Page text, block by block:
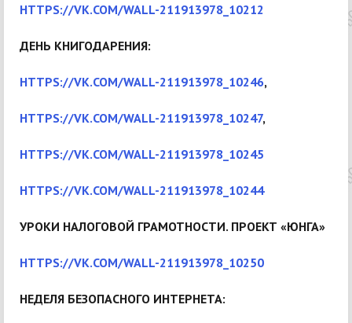
HTTPS://VK.COM/WALL-211913978_10212
ДЕНЬ КНИГОДАРЕНИЯ:
HTTPS://VK.COM/WALL-211913978_10246,
HTTPS://VK.COM/WALL-211913978_10247,
HTTPS://VK.COM/WALL-211913978_10245
HTTPS://VK.COM/WALL-211913978_10244
УРОКИ НАЛОГОВОЙ ГРАМОТНОСТИ. ПРОЕКТ «ЮНГА»
HTTPS://VK.COM/WALL-211913978_10250
НЕДЕЛЯ БЕЗОПАСНОГО ИНТЕРНЕТА: